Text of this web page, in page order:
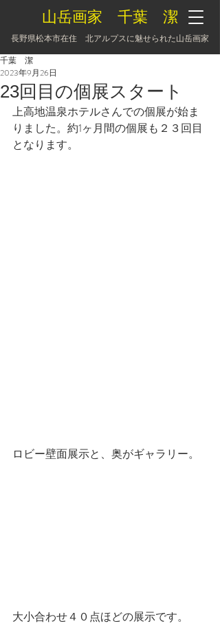
山岳画家 千葉 潔
長野県松本市在住 北アルプスに魅せられた山岳画家
23回目の個展スタート
千葉 潔
2023年9月26日
上高地温泉ホテルさんでの個展が始ま
りました。約1ヶ月間の個展も２３回目
となります。
ロビー壁面展示と、奥がギャラリー。
大小合わせ４０点ほどの展示です。